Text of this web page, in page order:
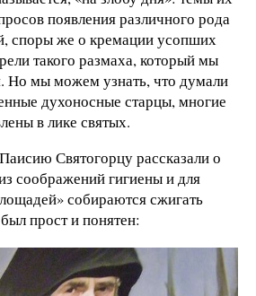
появления различного рода
споры же о кремации усопших
такого размаха, который мы
Но мы можем узнать, что думали
духоносные старцы, многие
в лике святых.
Святогорцу рассказали о
соображений гигиены и для
собираются сжигать
прост и понятен: